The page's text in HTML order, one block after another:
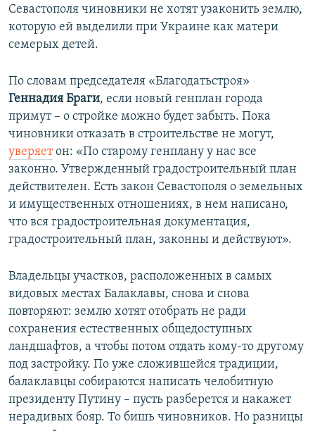
Севастополя чиновники не хотят узаконить землю,
которую ей выделили при Украине как матери
семерых детей.
По словам председателя «Благодатьстроя»
Геннадия Браги, если новый генплан города
примут – о стройке можно будет забыть. Пока
чиновники отказать в строительстве не могут,
уверяетон: «По старому генплану у нас все
законно. Утвержденный градостроительный план
действителен. Есть закон Севастополя о земельных
и имущественных отношениях, в нем написано,
что вся градостроительная документация,
градостроительный план, законны и действуют».
Владельцы участков, расположенных в самых
видовых местах Балаклавы, снова и снова
повторяют: землю хотят отобрать не ради
сохранения естественных общедоступных
ландшафтов, а чтобы потом отдать кому-то другому
под застройку. По уже сложившейся традиции,
балаклавцы собираются написать челобитную
президенту Путину – пусть разберется и накажет
нерадивых бояр. То бишь чиновников. Но разницы